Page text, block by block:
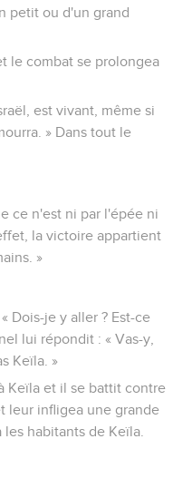
petit ou d'un grand
le combat se prolongea
est vivant, même si
» Dans tout le
ce n'est ni par l'épée ni
la victoire appartient
»
Dois-je y aller ? Est-ce
lui répondit : « Vas-y,
Keïla. »
Keïla et il se battit contre
leur infligea une grande
habitants de Keïla.